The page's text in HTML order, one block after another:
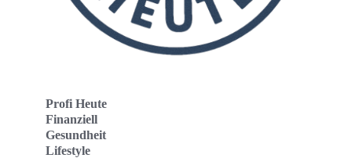
Profi Heute
Finanziell
Gesundheit
Lifestyle